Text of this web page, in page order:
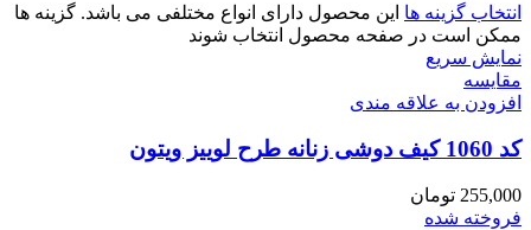
انتخاب گزینه ها این محصول دارای انواع مختلفی می باشد. گزینه ها
ممکن است در صفحه محصول انتخاب شوند
نمایش سریع
مقايسه
افزودن به علاقه مندی
کد 1060 کیف دوشی زنانه طرح لوییز ویتون
255,000 تومان
فروخته شده